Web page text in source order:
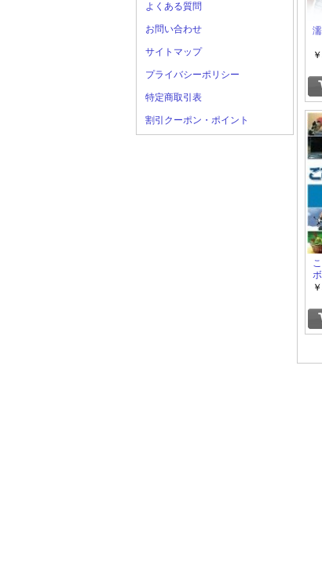
よくある質問
お問い合わせ
サイトマップ
プライバシーポリシー
特定商取引表
割引クーポン・ポイント